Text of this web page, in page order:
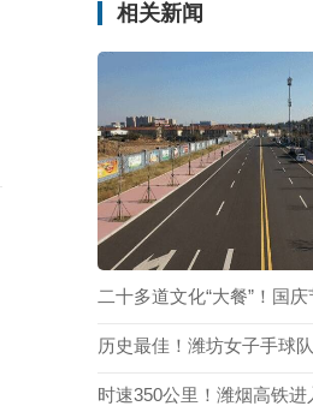
相关新闻
历史最佳！潍坊女子手球